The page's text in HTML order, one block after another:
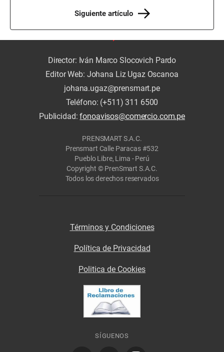
Siguiente artículo
Director: Iván Marco Slocovich Pardo
Editor Web: Johana Liz Ugaz Oscanoa
johana.ugaz@prensmart.pe
Teléfono: (+511) 311 6500
Publicidad:fonoavisos@comercio.com.pe
PRENSMART S.A.C.
Prensmart Calle Paracas #532
Pueblo Libre, Lima - Perú
Copyright © PrenSmart S.A.C.
Todos los derechos reservados
Términos y Condiciones
Política de Privacidad
Politica de Cookies
SÍGUENOS